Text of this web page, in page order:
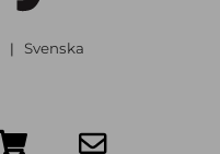
| Svenska